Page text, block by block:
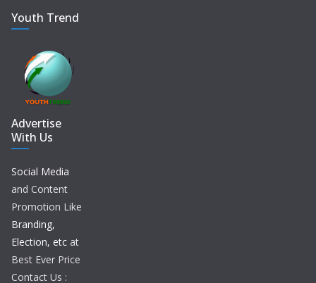
Youth Trend
Advertise
With Us
Social Media
and Content
Promotion Like
Branding,
Election, etc at
Best Ever Price
Contact Us :